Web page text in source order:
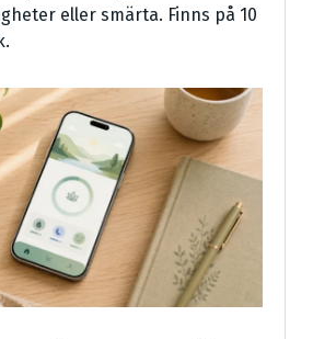
eller smärta. Finns på 10